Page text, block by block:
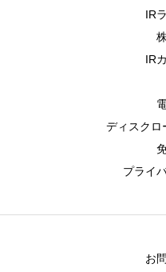
IR
IR
ディスクロ
プライ
お